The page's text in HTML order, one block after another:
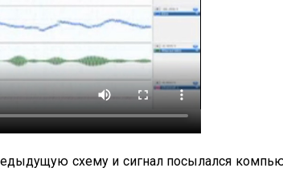
схему и сигнал посылался